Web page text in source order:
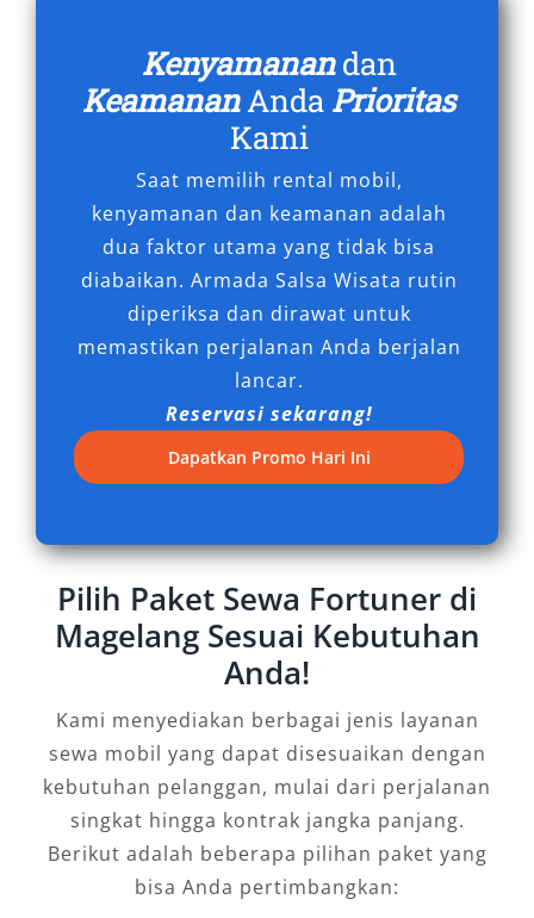
pengecekan rutin untuk memastikan
keselamatan dan kenyamanan maksimal
selama perjalanan.
Dengan berbagai manfaat di atas, tidak heran
jika permintaan sewa mobil Fortuner Magelang
murah terus meningkat, terutama untuk
kebutuhan perjalanan luar kota, dinas kantor,
maupun agenda keluarga besar. Pilihlah
penyedia rental Fortuner Magelang terdekat
yang berpengalaman dan memiliki reputasi
baik untuk memastikan pelayanan optimal,
termasuk fasilitas antar jemput gratis dan
harga kompetitif.
Tipe Mobil Fortuner yang Kami
Sewakan
Dalam melayani kebutuhan transportasi
berkualitas di Magelang dan sekitarnya, kami
dengan performa tinggi dan tampilan elegan.
Setiap tipe yang kami sewakan telah melalui
proses perawatan rutin dan pengecekan
menyeluruh untuk memastikan kenyamanan
serta keamanan maksimal selama perjalanan.
Melalui layanan rental Fortuner Magelang dari
Kenyamanandan
KeamananAnda Prioritas
Kami
Saat memilih rental mobil,
kenyamanan dan keamanan adalah
dua faktor utama yang tidak bisa
diabaikan. Armada Salsa Wisata rutin
diperiksa dan dirawat untuk
memastikan perjalanan Anda berjalan
lancar.
Reservasi sekarang!
Dapatkan Promo Hari Ini
Pilih Paket Sewa Fortuner di
Magelang Sesuai Kebutuhan
Anda!
Kami menyediakan berbagai jenis layanan
sewa mobil yang dapat disesuaikan dengan
kebutuhan pelanggan, mulai dari perjalanan
singkat hingga kontrak jangka panjang.
Berikut adalah beberapa pilihan paket yang
bisa Anda pertimbangkan: